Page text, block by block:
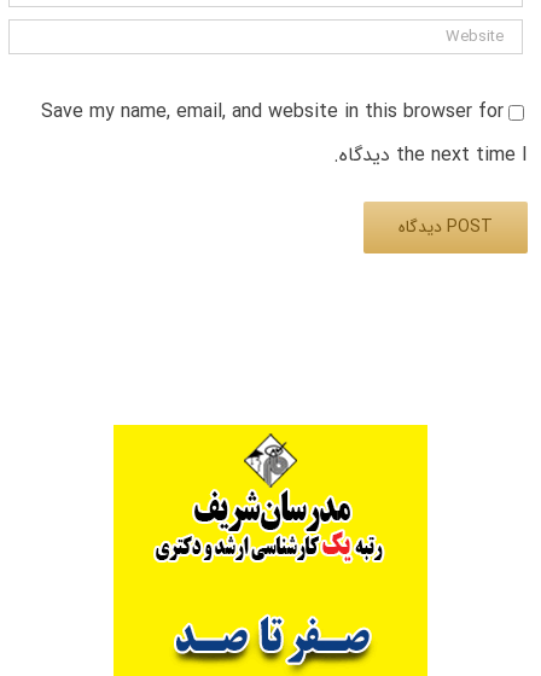
Save my name, email, and website in this browser for
the next time I دیدگاه.